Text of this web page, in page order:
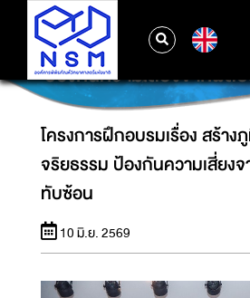
โครงการฝึกอบรมเรื่อง สร้า
ป้องกันความเสี่ยงจากผล
โครงการฝึกอบรมเรื่อง สร้า
จริยธรรม ป้องกันความเสี่ยง
ทับซ้อน
10 มิ.ย. 2569